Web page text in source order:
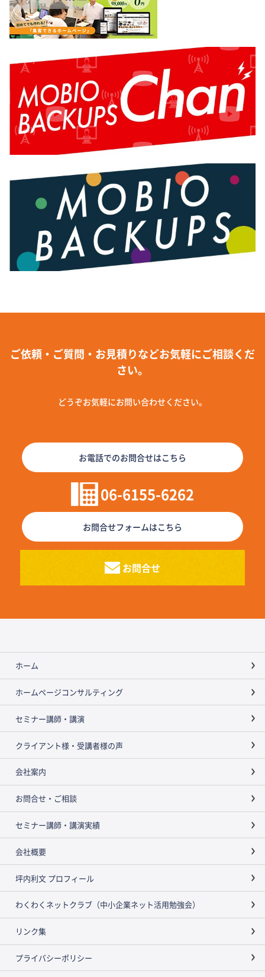
ご依頼・ご質問・お見積りなどお気軽にご相談くだ
さい。
どうぞお気軽にお問い合わせください。
お電話でのお問合せはこちら
06-6155-6262
お問合せフォームはこちら
お問合せ
ホーム
ホームページコンサルティング
セミナー講師・講演
クライアント様・受講者様の声
会社案内
お問合せ・ご相談
セミナー講師・講演実績
会社概要
坪内利文 プロフィール
わくわくネットクラブ（中小企業ネット活用勉強会）
リンク集
プライバシーポリシー